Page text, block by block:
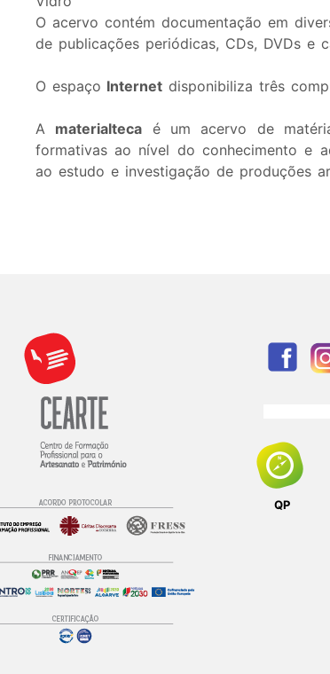
O acervo contém documentação em
de publicações periódicas, CDs, DVDs e
O espaço Internetdisponibiliza três
A materialteca é um acervo de
formativas ao nível do conhecimento e
ao estudo e investigação de produções
QP